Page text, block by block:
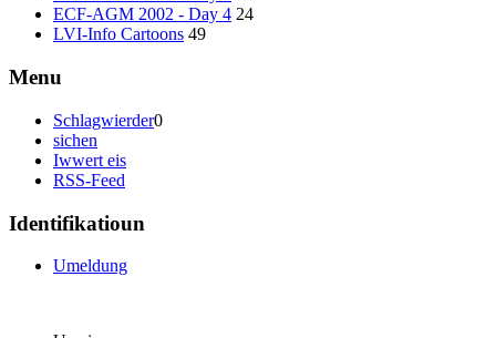
ECF-AGM 2002 - Day 4 24
LVI-Info Cartoons 49
Menu
Schlagwierder0
sichen
Iwwert eis
RSS-Feed
Identifikatioun
Umeldung